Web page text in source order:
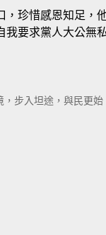
，珍惜感恩知足，
我要求黨人大公無
步入坦途，與民更始